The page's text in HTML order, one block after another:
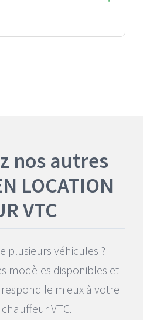
nos autres
LOCATION
VTC
plusieurs véhicules ?
modèles disponibles et
le mieux à votre
VTC.